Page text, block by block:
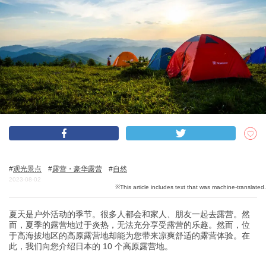
简体中文
USD
关於DEEPLOG
联系我们
网站营运公司
招募旅游作家
观光景点 露营・豪华露营 自然
2023-08-02
夏天是户外活动的季节。很多人都会和家人、朋友一起去露营。然
而，夏季的露营地过于炎热，无法充分享受露营的乐趣。然而，位
于高海拔地区的高原露营地却能为您带来凉爽舒适的露营体验。在
此，我们向您介绍日本的 10 个高原露营地。